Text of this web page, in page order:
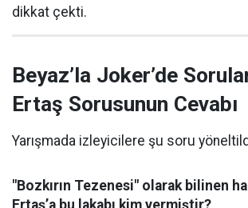
dikkat çekti.
Beyaz’la Joker’de
Ertaş Sorusunun Cevabı
Yarışmada izleyicilere şu soru
"Bozkırın Tezenesi" olarak bilinen
Ertaş’a bu lakabı kim vermiştir?